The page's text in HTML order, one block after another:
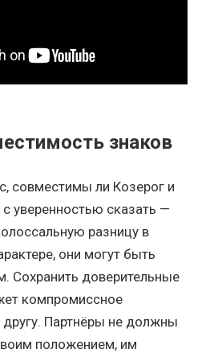
знаков
совместимы ли Козерог и
уверенностью сказать —
разницу в
они могут быть
Сохранить доверительные
компромиссное
Партнёры не должны
положением, им